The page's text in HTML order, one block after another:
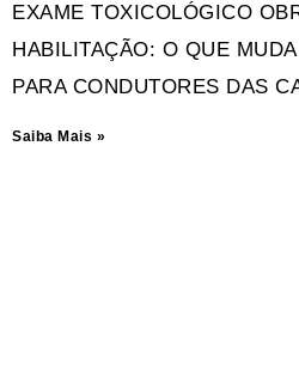
EXAME TOXICOLÓGICO
HABILITAÇÃO: O QUE
PARA CONDUTORES DAS
Saiba Mais »